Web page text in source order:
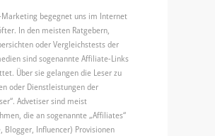
begegnet uns im Internet
In den meisten Ratgebern,
oder Vergleichstests der
sind sogenannte Affiliate-Links
Über sie gelangen die Leser zu
oder Dienstleistungen der
Advetiser sind meist
die an sogenannte „Affiliates“
Blogger, Influencer) Provisionen